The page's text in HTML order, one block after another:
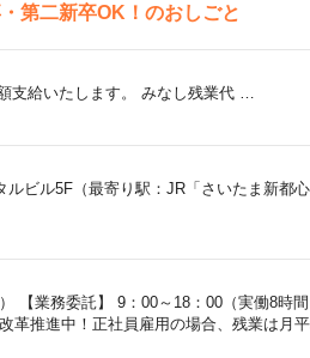
第二新卒OK！のおしごと
支給いたします。 みなし残業代 …
ビル5F（最寄り駅：JR「さいたま新都心
【業務委託】 9：00～18：00（実働8時
推進中！正社員雇用の場合、残業は月